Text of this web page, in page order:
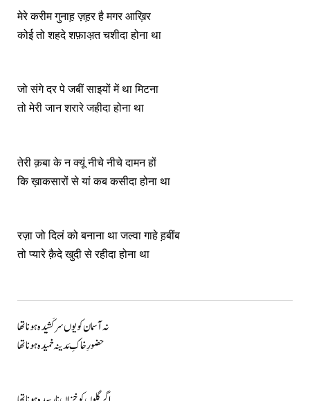
मेरे करीम गुनाह़ ज़ह़र है मगर आख़िर
कोई तो शहदे शफ़ाअ़त चशीदा होना था
जो संगे दर पे जबीं साइयों में था मिटना
तो मेरी जान शरारे जहीदा होना था
तेरी क़बा के न क्यूं नीचे नीचे दामन हों
कि ख़ाकसारों से यां कब कसीदा होना था
रज़ा जो दिलं को बनाना था जल्वा गाहे ह़बींब
तो प्यारे क़ैदे खुदी से रहीदा होना था
نہ آسمان کو یوں سرکَشیدہ ہونا تھا
حضورِ خاکِ مَدینہ خمیدہ ہونا تھا